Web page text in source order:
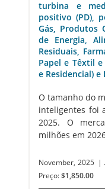
turbina e
positivo (PD),
Gás, Produtos
de Energia,
Residuais,
Papel e Têxtil
e Residencial) e
O tamanho do
inteligentes foi
2025. O
milhões em
November, 2025 |
Preço: $1,850.00